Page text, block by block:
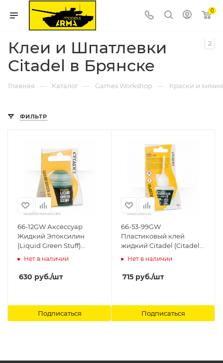
0
Клеи и Шпатлевки
Citadel в Брянске
2
Главная — Каталог — Games Workshop — Краски и
ФИЛЬТР
66-12GW Аксессуар
Жидкий Эпоксилин
(Liquid Green Stuff)
Citadel
Нет в наличии
630 руб./шт
Подписаться
66-53-99GW
Пластиковый клей
жидкий Citadel (Citadel
Plastic Glue Thin (Global))
Нет в наличии
715 руб./шт
Подписаться